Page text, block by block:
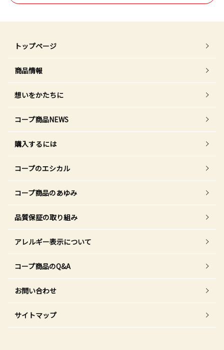
トップページ
商品情報
想いをかたちに
コープ商品NEWS
購入するには
コープのエシカル
コープ商品のあゆみ
品質保証の取り組み
アレルギー表示について
コープ商品のQ&A
お問い合わせ
サイトマップ